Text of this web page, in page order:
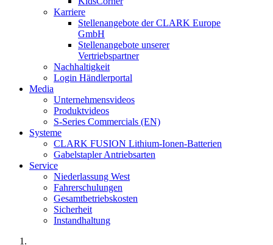
Karriere
Stellenangebote der CLARK Europe
GmbH
Stellenangebote unserer
Vertriebspartner
Nachhaltigkeit
Login Händlerportal
Media
Unternehmensvideos
Produktvideos
S-Series Commercials (EN)
Systeme
CLARK FUSION Lithium-Ionen-Batterien
Gabelstapler Antriebsarten
Service
Niederlassung West
Fahrerschulungen
Gesamtbetriebskosten
Sicherheit
Instandhaltung